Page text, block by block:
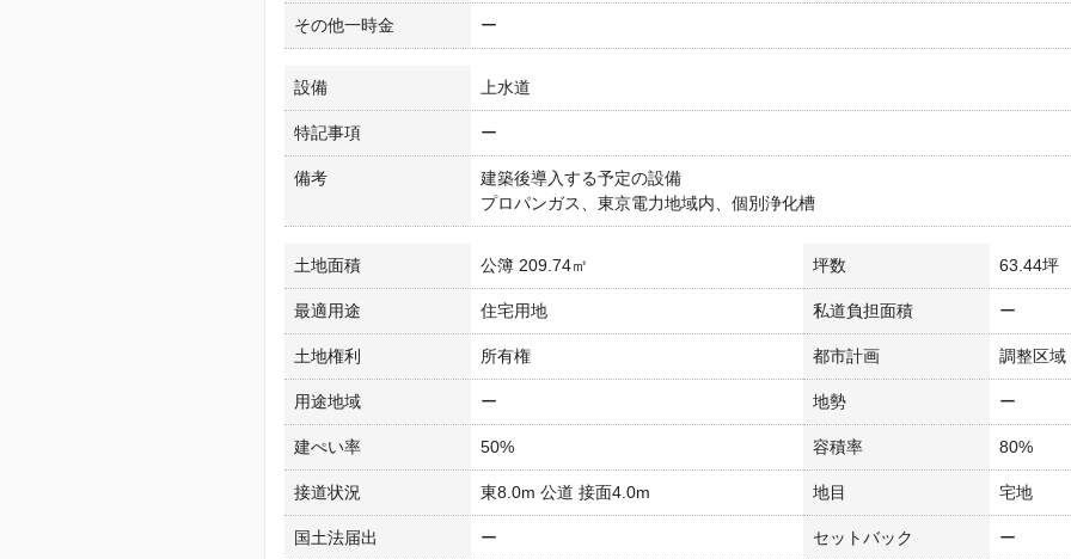
その他一時金 ー
設備 上水道
特記事項 ー
備考
建築後導入する予定の設備
プロパンガス、東京電力地域内、個別浄化槽
土地面積 公簿 209.74㎡ 坪数 63.44坪
最適用途 住宅用地 私道負担面積 ー
土地権利 所有権 都市計画 調整区域
用途地域 ー 地勢 ー
建ぺい率 50% 容積率 80%
接道状況 東8.0m 公道 接面4.0m 地目 宅地
国土法届出 ー セットバック ー